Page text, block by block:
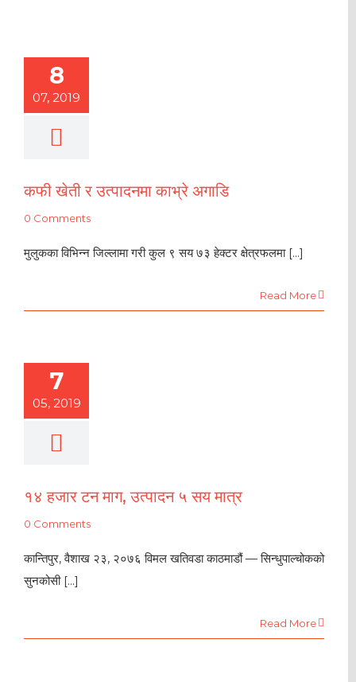
8
07, 2019
कफी खेती र उत्पादनमा काभ्रे अगाडि
0 Comments
मुलुकका विभिन्न जिल्लामा गरी कुल ९ सय ७३ हेक्टर क्षेत्रफलमा [...]
Read More
7
05, 2019
१४ हजार टन माग, उत्पादन ५ सय मात्र
0 Comments
कान्तिपुर, वैशाख २३, २०७६ विमल खतिवडा काठमाडौं — सिन्धुपाल्चोकको
सुनकोसी [...]
Read More